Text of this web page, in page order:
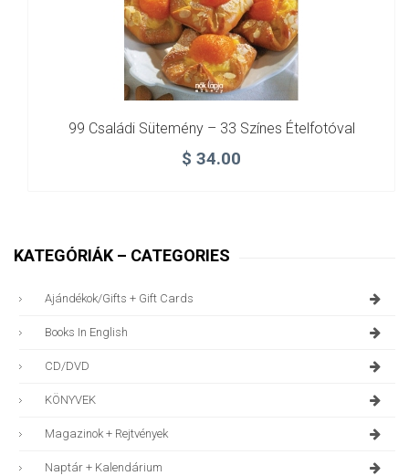
99 Családi Sütemény – 33 Színes Ételfotóval
$ 34.00
KATEGÓRIÁK – CATEGORIES
Ajándékok/gifts + Gift Cards
Books In English
CD/DVD
KÖNYVEK
Magazinok + Rejtvények
Naptár + Kalendárium